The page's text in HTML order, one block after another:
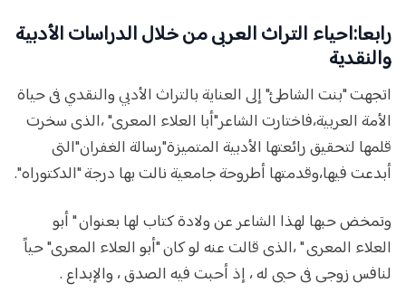
رابعا:احياء التراث العربى من خلال الدراسات الأدبية
والنقدية
اتجهت "بنت الشاطئ" إلى العناية بالتراث الأدبي والنقدي فى حياة
الأمة العربية،فاختارت الشاعر"أبا العلاء المعرى" ،الذى سخرت
قلمها لتحقيق رائعتها الأدبية المتميزة"رسالة الغفران"التى
أبدعت فيها،وقدمتها أطروحة جامعية نالت بها درجة "الدكتوراه".
وتمخض حبها لهذا الشاعر عن ولادة كتاب لها بعنوان " أبو
العلاء المعرى " ،الذى قالت عنه لو كان "أبو العلاء المعرى" حياً
لنافس زوجى فى حبى له ، إذ أحبت فيه الصدق ، والإبداع .